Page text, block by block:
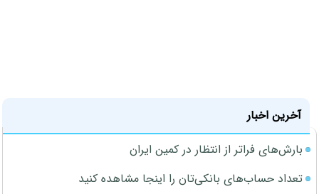
آخرین اخبار
بارش‌های فراتر از انتظار در کمین ایران
تعداد حساب‌های بانکی‌تان را اینجا مشاهده کنید